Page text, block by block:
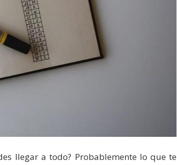
llegar a todo? Probablemente lo que te